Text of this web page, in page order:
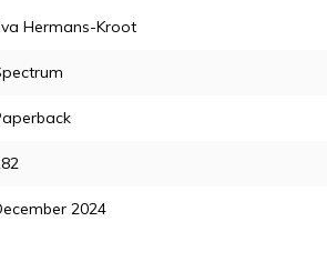
Hermans-Kroot
2024